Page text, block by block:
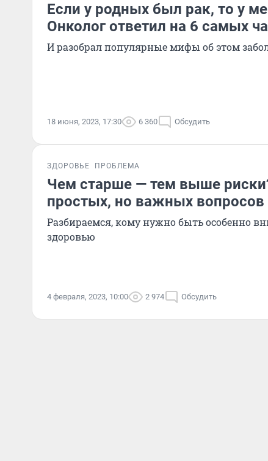
Если у родных был рак, то у
Онколог ответил на 6 самых
И разобрал популярные мифы об этом
18 июня, 2023, 17:30 6 360 Обсудить
ЗДОРОВЬЕ ПРОБЛЕМА
Чем старше — тем выше
простых, но важных вопросов
Разбираемся, кому нужно быть особенно
здоровью
4 февраля, 2023, 10:00 2 974 Обсудить